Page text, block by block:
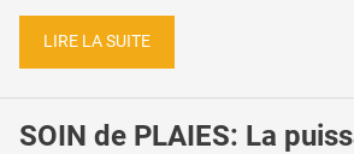
LIRE LA SUITE
SOIN de PLAIES: La